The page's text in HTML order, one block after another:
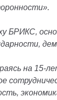
БРИКС,
на